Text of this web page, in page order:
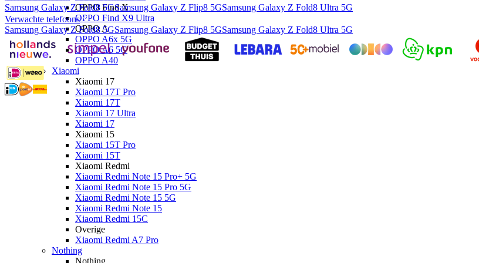
OPPO Find X
OPPO Find X9 Ultra
OPPO A
OPPO A6x 5G
OPPO A6 5G
OPPO A40
Xiaomi
Xiaomi 17
Xiaomi 17T Pro
Xiaomi 17T
Xiaomi 17 Ultra
Xiaomi 17
Xiaomi 15
Xiaomi 15T Pro
Xiaomi 15T
Xiaomi Redmi
Xiaomi Redmi Note 15 Pro+ 5G
Xiaomi Redmi Note 15 Pro 5G
Xiaomi Redmi Note 15 5G
Xiaomi Redmi Note 15
Xiaomi Redmi 15C
Overige
Xiaomi Redmi A7 Pro
Nothing
Nothing
Samsung Galaxy Z Fold8 5GSamsung Galaxy Z Flip8 5GSamsung Galaxy Z Fold8 Ultra 5G
Verwachte telefoons
Samsung Galaxy Z Fold8 5GSamsung Galaxy Z Flip8 5GSamsung Galaxy Z Fold8 Ultra 5G